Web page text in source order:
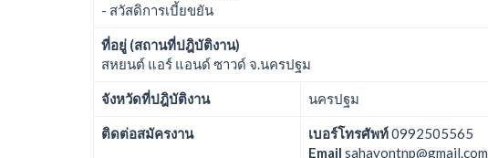
- สวัสดิการเบี้ยขยัน
ที่อยู่ (สถานที่ปฎิบัติงาน)
สหยนต์ แอร์ แอนด์ ซาวด์ จ.นครปฐม
จังหวัดที่ปฎิบัติงาน นครปฐม
ติดต่อสมัครงาน เบอร์โทรศัพท์0992505565
Email sahayontnp@gmail.com